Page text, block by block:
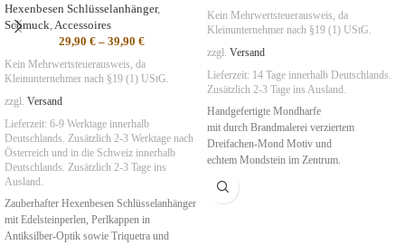
Hexenbesen Schlüsselanhänger,
Schmuck Accessoires
29,90 €– 39,90 €
Kein Mehrwertsteuerausweis, da
Kleinunternehmer nach §19 (1) UStG.
zzgl. Versand
Lieferzeit: 6-9 Werktage innerhalb
Deutschlands. Zusätzlich 2-3 Werktage nach
Österreich und in die Schweiz innerhalb
Deutschlands. Zusätzlich 2-3 Tage ins
Ausland.
Zauberhafter Hexenbesen Schlüsselanhänger
mit Edelsteinperlen, Perlkappen in
Antiksilber-Optik sowie Triquetra und
Kein Mehrwertsteuerausweis, da
Kleinunternehmer nach §19 (1) UStG.
zzgl. Versand
Lieferzeit: 14 Tage innerhalb Deutschlands.
Zusätzlich 2-3 Tage ins Ausland.
Handgefertigte Mondharfe
mit durch Brandmalerei verziertem
Dreifachen-Mond Motiv und
echtem Mondstein im Zentrum.
Symbolik